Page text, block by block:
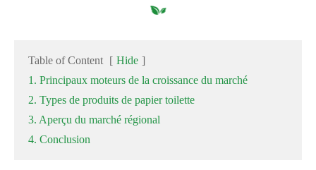
Table of Content [ Hide ]
1. Principaux moteurs de la croissance du marché
2. Types de produits de papier toilette
3. Aperçu du marché régional
4. Conclusion